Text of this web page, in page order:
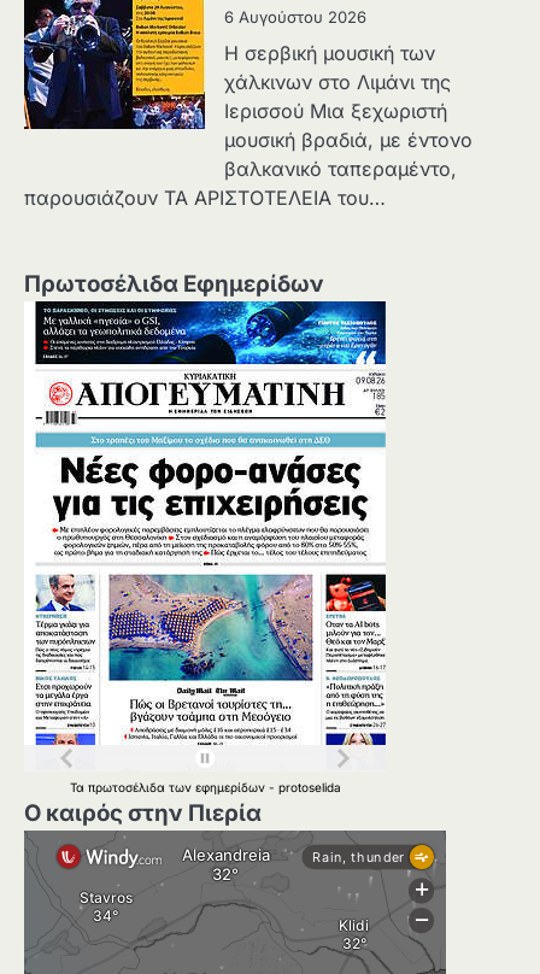
6 Αυγούστου 2026
Η σερβική μουσική των
χάλκινων στο Λιμάνι της
Ιερισσού Μια ξεχωριστή
μουσική βραδιά, με έντονο
βαλκανικό ταπεραμέντο,
παρουσιάζουν ΤΑ ΑΡΙΣΤΟΤΕΛΕΙΑ του…
Πρωτοσέλιδα Εφημερίδων
Τα πρωτοσέλιδα των εφημερίδων - protoselida
Ο καιρός στην Πιερία